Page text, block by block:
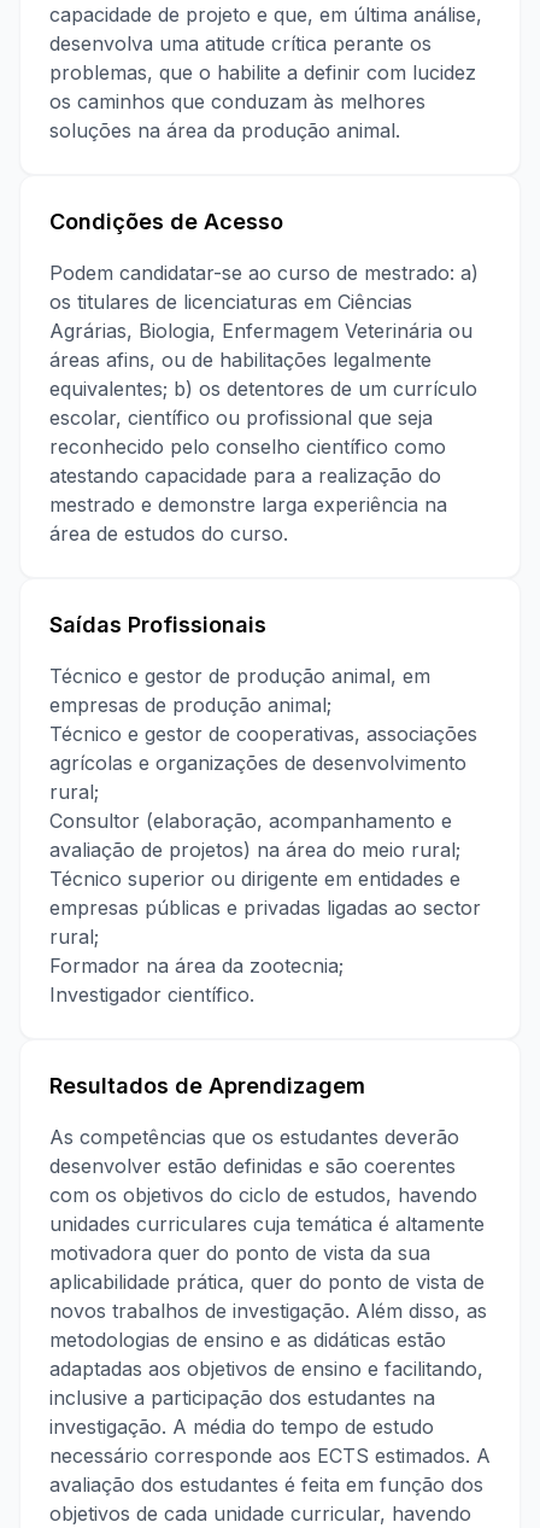
capacidade de projeto e que, em última análise,
desenvolva uma atitude crítica perante os
problemas, que o habilite a definir com lucidez
os caminhos que conduzam às melhores
soluções na área da produção animal.
Condições de Acesso
Podem candidatar-se ao curso de mestrado: a)
os titulares de licenciaturas em Ciências
Agrárias, Biologia, Enfermagem Veterinária ou
áreas afins, ou de habilitações legalmente
equivalentes; b) os detentores de um currículo
escolar, científico ou profissional que seja
reconhecido pelo conselho científico como
atestando capacidade para a realização do
mestrado e demonstre larga experiência na
área de estudos do curso.
Saídas Profissionais
Técnico e gestor de produção animal, em
empresas de produção animal;
Técnico e gestor de cooperativas, associações
agrícolas e organizações de desenvolvimento
rural;
Consultor (elaboração, acompanhamento e
avaliação de projetos) na área do meio rural;
Técnico superior ou dirigente em entidades e
empresas públicas e privadas ligadas ao sector
rural;
Formador na área da zootecnia;
Investigador científico.
Resultados de Aprendizagem
As competências que os estudantes deverão
desenvolver estão definidas e são coerentes
com os objetivos do ciclo de estudos, havendo
unidades curriculares cuja temática é altamente
motivadora quer do ponto de vista da sua
aplicabilidade prática, quer do ponto de vista de
novos trabalhos de investigação. Além disso, as
metodologias de ensino e as didáticas estão
adaptadas aos objetivos de ensino e facilitando,
inclusive a participação dos estudantes na
investigação. A média do tempo de estudo
necessário corresponde aos ECTS estimados. A
avaliação dos estudantes é feita em função dos
objetivos de cada unidade curricular, havendo